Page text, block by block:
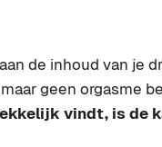
de inhoud van je
geen orgasme
vindt, is de